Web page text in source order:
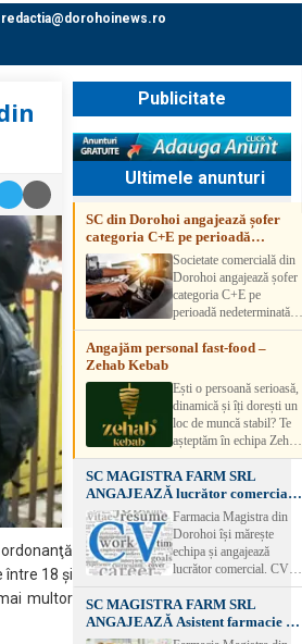
redactia@dorohoinews.ro
între 18 şi
multor
Publicitate
Ultimele anunturi
SC din Dorohoi angajează șofer
categoria C+E pe perioadă
nedeterminatăSocietate comercială din
Dorohoi angajează șofer
categoria C+E pe
perioadă nedeterminată.
Candidatul trebuie să
aibă experiență și atestat
detalii, vă rog să sunați la
numărul de telefon.
Angajăm personal fast-food –
Zehab Kebab
Ești o persoană serioasă,
dinamică și îți dorești un
loc de muncă stabil? Te
așteptăm în echipa Zehab
Kebab! Posturi
disponibile: -
SHAORMAR AJUTOR
BUCATAR 2/posturi -
LUCRATOR
COMERCIAL
VANZATOR /2 posturi
muncă Program flexibil
Salariu motivant, în
funcție de experienț
SC MAGISTRA FARM SRL
ANGAJEAZĂ lucrător comercial –
DOROHOI
Farmacia Magistra din
Dorohoi își mărește
echipa și angajează
lucrător comercial. CV-
urile se pot depune: * la
sediul Farmaciei
Magistra – Bulevardul
Victoriei nr. 23, Dorohoi
SC MAGISTRA FARM SRL
ANGAJEAZĂ Asistent farmacie –
DOROHOI